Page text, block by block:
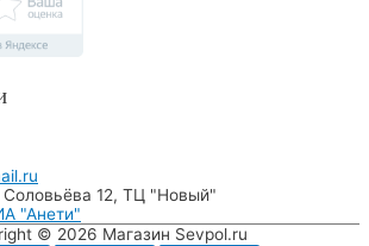
Соловьёва 12, ТЦ "Новый"
"Анети"
© 2026 Магазин Sevpol.ru